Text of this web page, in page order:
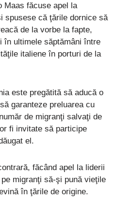
Maas făcuse apel la
spusese că ţările dornice să
de la vorbe la fapte,
în ultimele săptămâni între
italiene în porturi de la
este pregătită să aducă o
garanteze preluarea cu
de migranţi salvaţi de
fi invitate să participe
el.
făcând apel la liderii
migranţi să-şi pună vieţile
în ţările de origine.